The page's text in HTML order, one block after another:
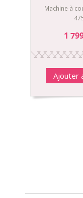
Machine à
1
Ajouter